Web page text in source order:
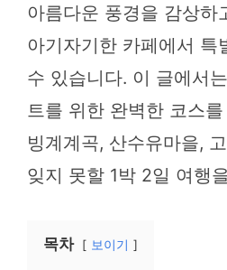
아름다운 풍경을 감상하
아기자기한 카페에서 특
수 있습니다. 이 글에서
트를 위한 완벽한 코스
빙계계곡, 산수유마을,
잊지 못할 1박 2일 여행
목차 보이기